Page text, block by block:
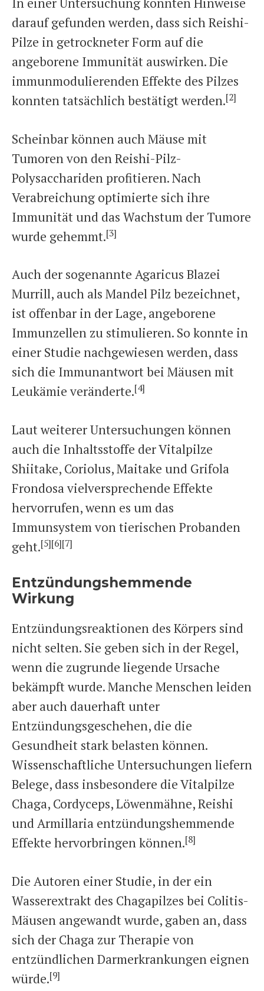
darauf gefunden werden, dass sich Reishi-
Pilze in getrockneter Form auf die
angeborene Immunität auswirken. Die
immunmodulierenden Effekte des Pilzes
konnten tatsächlich bestätigt werden.[2]
Scheinbar können auch Mäuse mit
Tumoren von den Reishi-Pilz-
Polysacchariden profitieren. Nach
Verabreichung optimierte sich ihre
Immunität und das Wachstum der Tumore
wurde gehemmt.[3]
Auch der sogenannte Agaricus Blazei
Murrill, auch als Mandel Pilz bezeichnet,
ist offenbar in der Lage, angeborene
Immunzellen zu stimulieren. So konnte in
einer Studie nachgewiesen werden, dass
sich die Immunantwort bei Mäusen mit
Leukämie veränderte.[4]
Laut weiterer Untersuchungen können
auch die Inhaltsstoffe der Vitalpilze
Shiitake, Coriolus, Maitake und Grifola
Frondosa vielversprechende Effekte
hervorrufen, wenn es um das
Immunsystem von tierischen Probanden
geht.[5][6][7]
Entzündungshemmende
Wirkung
Entzündungsreaktionen des Körpers sind
nicht selten. Sie geben sich in der Regel,
wenn die zugrunde liegende Ursache
bekämpft wurde. Manche Menschen leiden
aber auch dauerhaft unter
Entzündungsgeschehen, die die
Gesundheit stark belasten können.
Wissenschaftliche Untersuchungen liefern
Belege, dass insbesondere die Vitalpilze
Chaga, Cordyceps, Löwenmähne, Reishi
und Armillaria entzündungshemmende
Effekte hervorbringen können.[8]
Die Autoren einer Studie, in der ein
Wasserextrakt des Chagapilzes bei Colitis-
Mäusen angewandt wurde, gaben an, dass
sich der Chaga zur Therapie von
entzündlichen Darmerkrankungen eignen
würde.[9]